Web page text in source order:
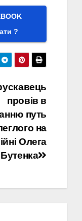
?
провів в
путь
на
Олега
Бутенка